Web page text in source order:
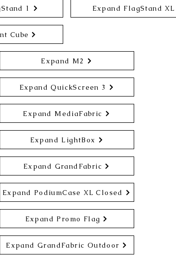
1
Cube
Expand FlagStand XL
Expand M2
Expand QuickScreen 3
Expand MediaFabric
Expand LightBox
Expand GrandFabric
Expand PodiumCase XL Closed
Expand Promo Flag
Expand GrandFabric Outdoor